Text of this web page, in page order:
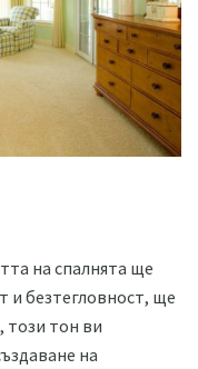
на спалнята ще
и безтегловност, ще
този тон ви
на